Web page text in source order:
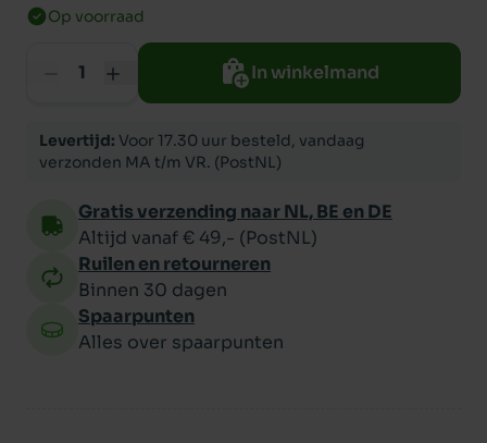
Op voorraad
In winkelmand
Levertijd: Voor 17.30 uur besteld, vandaag
verzonden MA t/m VR. (PostNL)
Gratis verzending naar NL, BE en DE
Altijd vanaf € 49,- (PostNL)
Ruilen en retourneren
Binnen 30 dagen
Spaarpunten
Alles over spaarpunten